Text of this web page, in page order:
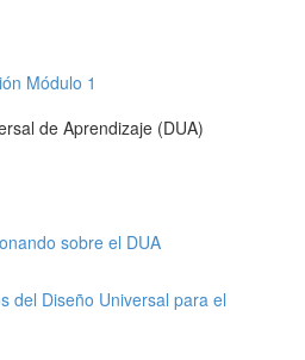
Módulo 1
de Aprendizaje (DUA)
sobre el DUA
del Diseño Universal para el